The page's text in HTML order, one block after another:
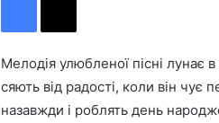
n
e
m
Мелодія улюбленої пісні лунає
сяють від радості, коли він чує
назавжди і роблять день